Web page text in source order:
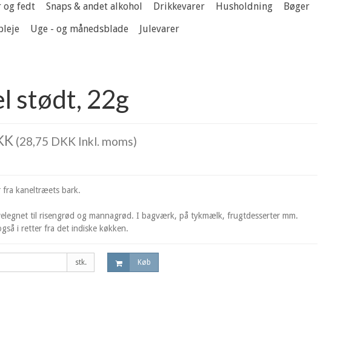
og fedt Snaps & andet alkohol Drikkevarer Husholdning
Bøger
Uge - og månedsblade Julevarer
stødt, 22g
(28,75 DKK Inkl. moms)
fra kaneltræets bark.
til risengrød og mannagrød. I bagværk, på tykmælk, frugtdesserter mm.
i retter fra det indiske køkken.
stk. Køb